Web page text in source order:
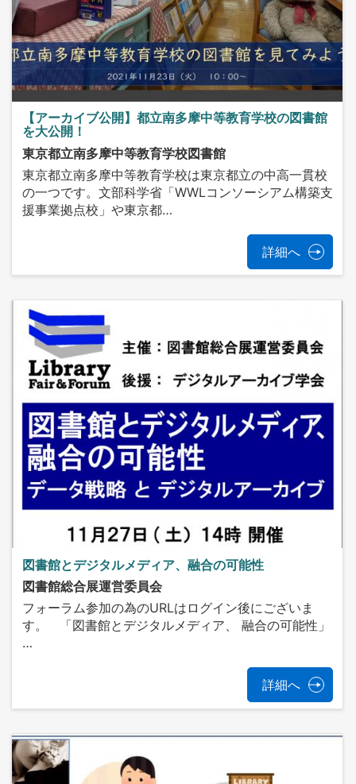
【アーカイブ公開】都立南多摩中等教育学校の図書館
を大公開！
東京都立南多摩中等教育学校図書館
東京都立南多摩中等教育学校は東京都立の中高一貫校
の一つです。文部科学省「WWLコンソーシアム構築支
援事業拠点校」や東京都…
詳細へ
図書館とデジタルメディア、融合の可能性
図書館総合展運営委員会
フォーラム参加の為のURLはログイン後にございま
す。 「図書館とデジタルメディア、 融合の可能性」
…
詳細へ